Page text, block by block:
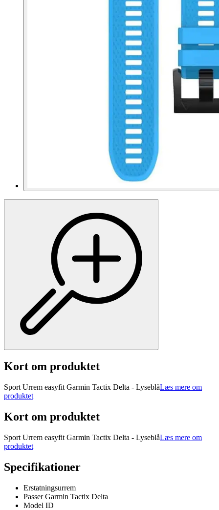
Kort om produktet
Sport Urrem easyfit Garmin Tactix Delta - LyseblåLæs mere om
produktet
Kort om produktet
Sport Urrem easyfit Garmin Tactix Delta - LyseblåLæs mere om
produktet
Specifikationer
Erstatningsurrem
Passer Garmin Tactix Delta
Model ID